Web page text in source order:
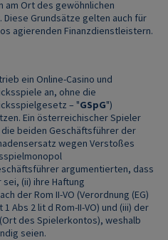
am Ort des gewöhnlichen
Grundsätze gelten auch für
agierenden Finanzdienstleistern.
ein Online‑Casino und
an, ohne die
– "GSpG")
Ein österreichischer Spieler
die beiden Geschäftsführer der
wegen Verstoßes
argumentierten, dass
(ii) ihre Haftung
der Rom II-VO (Verordnung (EG)
Abs 2 lit d Rom‑II‑VO) und (iii) der
des Spielerkontos), weshalb
seien.